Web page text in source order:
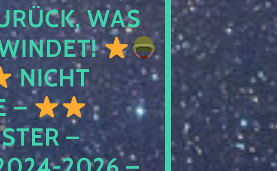
WAS AU
NICHT
–
– S